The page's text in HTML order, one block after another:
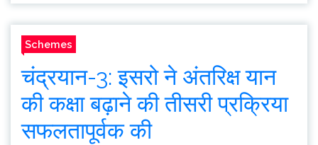
Schemes
चंद्रयान-3: इसरो ने अंतरिक्ष यान
की कक्षा बढ़ाने की तीसरी प्रक्रिया
सफलतापूर्वक की